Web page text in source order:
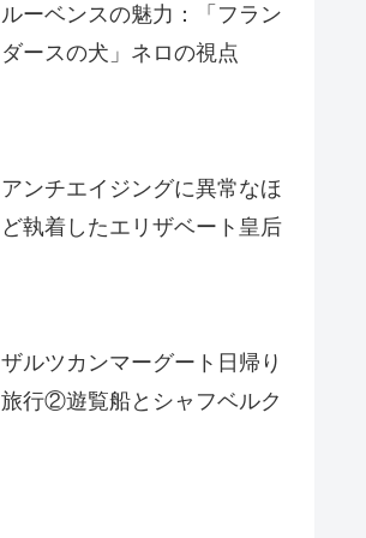
ルーベンスの魅力：「フラン
ダースの犬」ネロの視点
アンチエイジングに異常なほ
ど執着したエリザベート皇后
ザルツカンマーグート日帰り
旅行②遊覧船とシャフベルク